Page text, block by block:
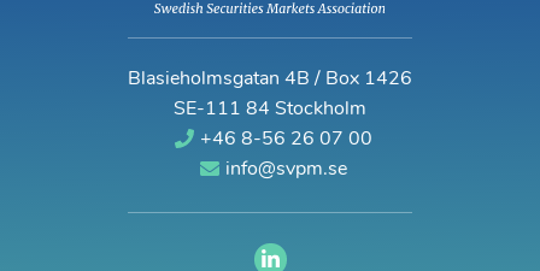
Blasieholmsgatan 4B / Box 1426
SE-111 84 Stockholm
+46 8-56 26 07 00
info@svpm.se